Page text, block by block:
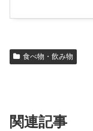
食べ物・飲み物
関連記事